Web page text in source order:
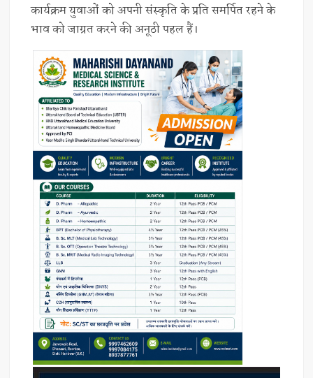
कार्यक्रम युवाओं को अपनी संस्कृति के प्रति समर्पित रहने के
भाव को जाग्रत करने की अनूठी पहल हैं।